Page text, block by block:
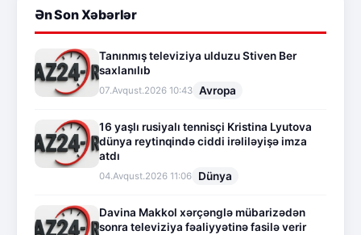
Ən Son Xəbərlər
Tanınmış televiziya ulduzu Stiven Ber
saxlanılıb
07.Avqust.2026 10:43 Avropa
16 yaşlı rusiyalı tennisçi Kristina Lyutova
dünya reytinqində ciddi irəliləyişə imza
atdı
04.Avqust.2026 11:06 Dünya
Davina Makkol xərçənglə mübarizədən
sonra televiziya fəaliyyətinə fasilə verir